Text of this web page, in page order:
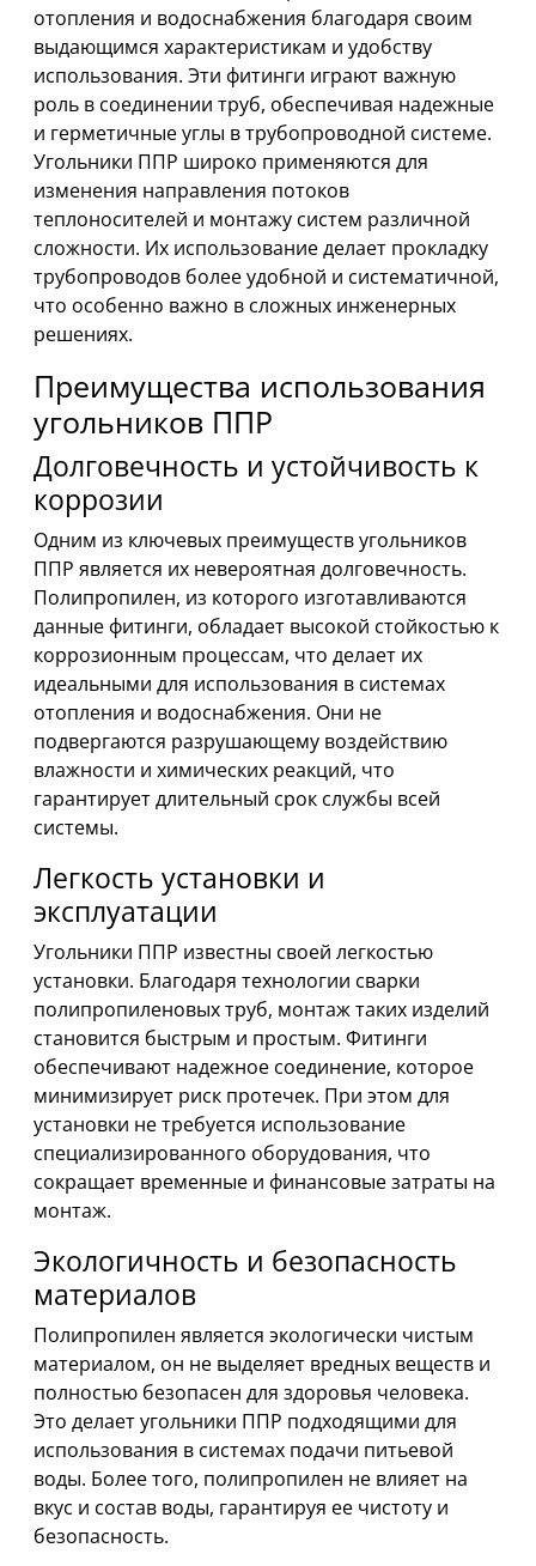
отопления и водоснабжения благодаря своим
выдающимся характеристикам и удобству
использования. Эти фитинги играют важную
роль в соединении труб, обеспечивая надежные
и герметичные углы в трубопроводной системе.
Угольники ППР широко применяются для
изменения направления потоков
теплоносителей и монтажу систем различной
сложности. Их использование делает прокладку
трубопроводов более удобной и систематичной,
что особенно важно в сложных инженерных
решениях.
Преимущества использования
угольников ППР
Долговечность и устойчивость к
коррозии
Одним из ключевых преимуществ угольников
ППР является их невероятная долговечность.
Полипропилен, из которого изготавливаются
данные фитинги, обладает высокой стойкостью к
коррозионным процессам, что делает их
идеальными для использования в системах
отопления и водоснабжения. Они не
подвергаются разрушающему воздействию
влажности и химических реакций, что
гарантирует длительный срок службы всей
системы.
Легкость установки и
эксплуатации
Угольники ППР известны своей легкостью
установки. Благодаря технологии сварки
полипропиленовых труб, монтаж таких изделий
становится быстрым и простым. Фитинги
обеспечивают надежное соединение, которое
минимизирует риск протечек. При этом для
установки не требуется использование
специализированного оборудования, что
сокращает временные и финансовые затраты на
монтаж.
Экологичность и безопасность
материалов
Полипропилен является экологически чистым
материалом, он не выделяет вредных веществ и
полностью безопасен для здоровья человека.
Это делает угольники ППР подходящими для
использования в системах подачи питьевой
воды. Более того, полипропилен не влияет на
вкус и состав воды, гарантируя ее чистоту и
безопасность.